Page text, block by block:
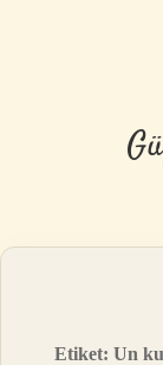
Etiket:Un